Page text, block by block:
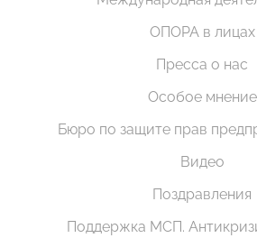
ОПОРА в лицах
Пресса о нас
Особое мнение
Бюро по защите прав
Видео
Поздравления
Поддержка МСП.